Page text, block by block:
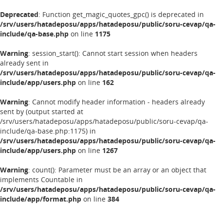
Deprecated: Function get_magic_quotes_gpc() is deprecated in
/srv/users/hatadeposu/apps/hatadeposu/public/soru-cevap/qa-
include/qa-base.php on line 1175
Warning: session_start(): Cannot start session when headers
already sent in
/srv/users/hatadeposu/apps/hatadeposu/public/soru-cevap/qa-
include/app/users.php on line 162
Warning: Cannot modify header information - headers already
sent by (output started at
/srv/users/hatadeposu/apps/hatadeposu/public/soru-cevap/qa-
include/qa-base.php:1175) in
/srv/users/hatadeposu/apps/hatadeposu/public/soru-cevap/qa-
include/app/users.php on line 1267
Warning: count(): Parameter must be an array or an object that
implements Countable in
/srv/users/hatadeposu/apps/hatadeposu/public/soru-cevap/qa-
include/app/format.php on line 384